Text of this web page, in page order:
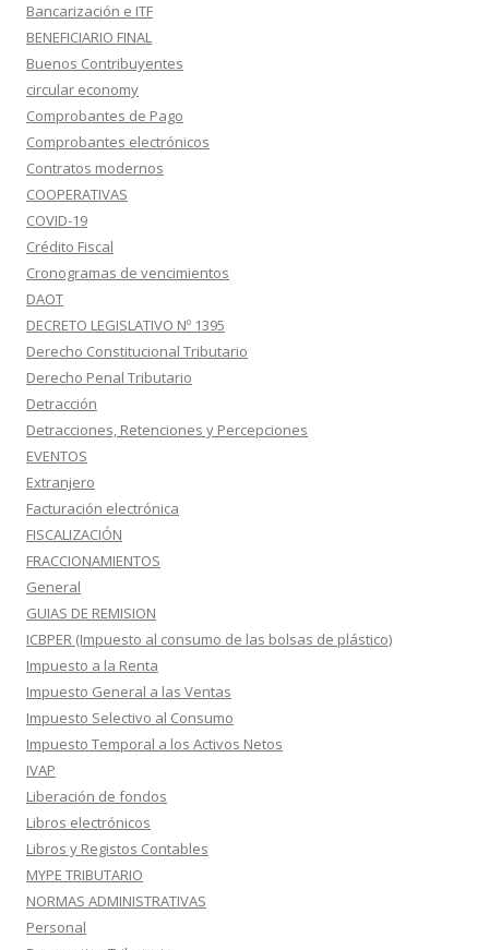
Bancarización e ITF
BENEFICIARIO FINAL
Buenos Contribuyentes
circular economy
Comprobantes de Pago
Comprobantes electrónicos
Contratos modernos
COOPERATIVAS
COVID-19
Crédito Fiscal
Cronogramas de vencimientos
DAOT
DECRETO LEGISLATIVO Nº 1395
Derecho Constitucional Tributario
Derecho Penal Tributario
Detracción
Detracciones, Retenciones y Percepciones
EVENTOS
Extranjero
Facturación electrónica
FISCALIZACIÓN
FRACCIONAMIENTOS
General
GUIAS DE REMISION
ICBPER (Impuesto al consumo de las bolsas de plástico)
Impuesto a la Renta
Impuesto General a las Ventas
Impuesto Selectivo al Consumo
Impuesto Temporal a los Activos Netos
IVAP
Liberación de fondos
Libros electrónicos
Libros y Registos Contables
MYPE TRIBUTARIO
NORMAS ADMINISTRATIVAS
Personal